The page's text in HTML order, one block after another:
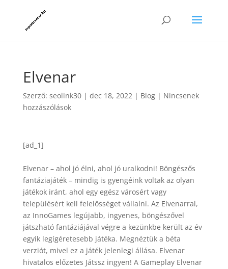
Elvenar
Szerző: seolink30| dec 18, 2022| Blog| Nincsenek
hozzászólások
[ad_1]
Elvenar – ahol jó élni, ahol jó uralkodni! Böngészős
fantáziajáték – mindig is gyengéink voltak az olyan
játékok iránt, ahol egy egész városért vagy
településért kell felelősséget vállalni. Az Elvenarral,
az InnoGames legújabb, ingyenes, böngészővel
játszható fantáziájával végre a kezünkbe került az év
egyik legígéretesebb játéka. Megnéztük a béta
verziót, mivel ez a játék jelenlegi állása. Elvenar
hivatalos előzetes Játssz ingyen! A Gameplay Elvenar